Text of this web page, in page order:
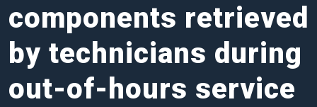
components retrieved
by technicians during
out-of-hours service